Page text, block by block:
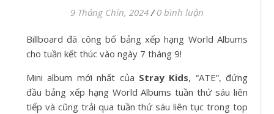
9 Tháng Chín, 2024 / 0 bình luận
Billboard đã công bố bảng xếp hạng World Albums
cho tuần kết thúc vào ngày 7 tháng 9!
Mini album mới nhất của Stray Kids, “ATE”, đứng
đầu bảng xếp hạng World Albums tuần thứ sáu liên
tiếp và cũng trải qua tuần thứ sáu liên tục trong top